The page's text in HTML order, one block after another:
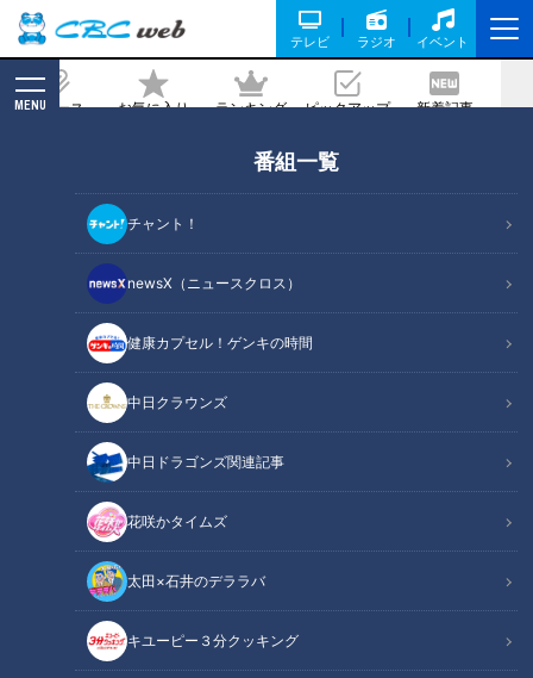
テレビ ラジオ イベント
ニュース お気に入り ランキング ピックアップ 新着記事
MENU
番組一覧
チャント！
newsX（ニュースクロス）
健康カプセル！ゲンキの時間
中日クラウンズ
中日ドラゴンズ関連記事
花咲かタイムズ
太田×石井のデララバ
キユーピー３分クッキング
記事に戻る